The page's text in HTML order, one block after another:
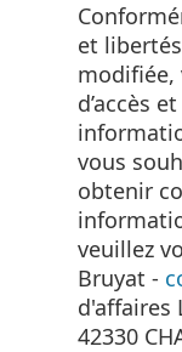
et
modifiée,
d’accès
vous
obtenir
veuillez
Bruyat -
d'affaires
42330